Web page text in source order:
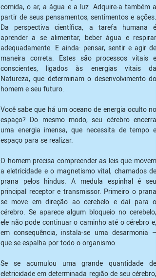
comida, o ar, a água e a luz. Adquire-a também a
partir de seus pensamentos, sentimentos e ações.
Da perspectiva científica, a tarefa humana é
aprender a se alimentar, beber água e respirar
adequadamente. E ainda: pensar, sentir e agir de
maneira correta. Estes são processos vitais e
conscientes, ligados às energias vitais da
Natureza, que determinam o desenvolvimento do
homem e seu futuro.
Você sabe que há um oceano de energia oculto no
espaço? Do mesmo modo, seu cérebro encerra
uma energia imensa, que necessita de tempo e
espaço para se realizar.
O homem precisa compreender as leis que movem
a eletricidade e o magnetismo vital, chamados de
prana pelos hindus. A medula espinhal é seu
principal receptor e transmissor. Primeiro o prana
se move em direção ao cerebelo e daí para o
cérebro. Se aparece algum bloqueio no cerebelo,
ele não pode continuar o caminho até o cérebro e,
em consequência, instala-se uma desarmonia –
que se espalha por todo o organismo.
Se se acumulou uma grande quantidade de
eletricidade em determinada região de seu cérebro,